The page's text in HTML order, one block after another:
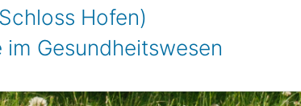
Hofen)
Gesundheitswesen